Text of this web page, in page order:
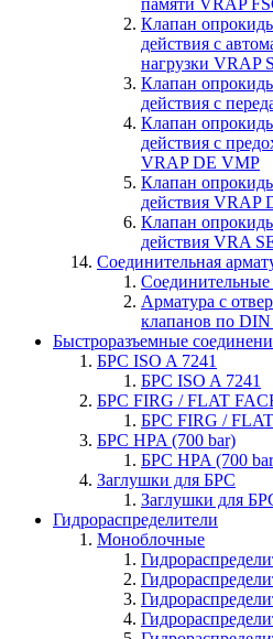
памяти VRAP
Клапан
действия с
нагрузки VRAP
Клапан
действия с
Клапан
действия c
VRAP DE VMP
Клапан
действия VRAP
Клапан
действия VRA
Соединительная
Арматура с
клапанов по
Быстроразъемные
БРС ISO A 7241
БРС ISO A 7241
БРС FIRG / FLAT
БРС FIRG /
БРС HPA (700 bar)
БРС HPA (700
Заглушки для БРС
Заглушки для
Гидрораспределители
Моноблочные